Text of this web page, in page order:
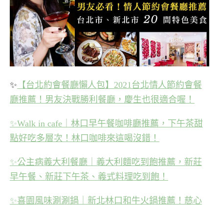
✨ 【台北約會餐廳懶人包】2021台北情人節約會餐
廳推薦！男友決戰勝利餐廳，慶生也很適合喔！
✨Walk in cafe｜林口早午餐咖啡廳推薦，下午茶甜
點好吃多層次！林口咖啡來這喝沒錯！
✨公主病義大利餐廳｜義大利麵吃到飽推薦，新莊
早午餐、新莊下午茶、義式料理吃到飽！
✨喜園風味涮涮鍋｜新北林口和牛火鍋推薦！慈心